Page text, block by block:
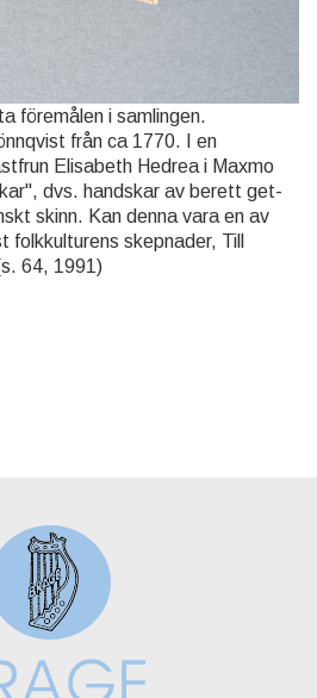
föremålen i samlingen.
från ca 1770. I en
Elisabeth Hedrea i Maxmo
dvs. handskar av berett get-
skinn. Kan denna vara en av
folkkulturens skepnader, Till
64, 1991)